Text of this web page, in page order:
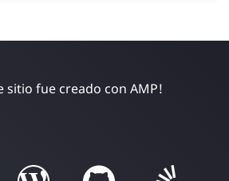
sitio fue creado con AMP!